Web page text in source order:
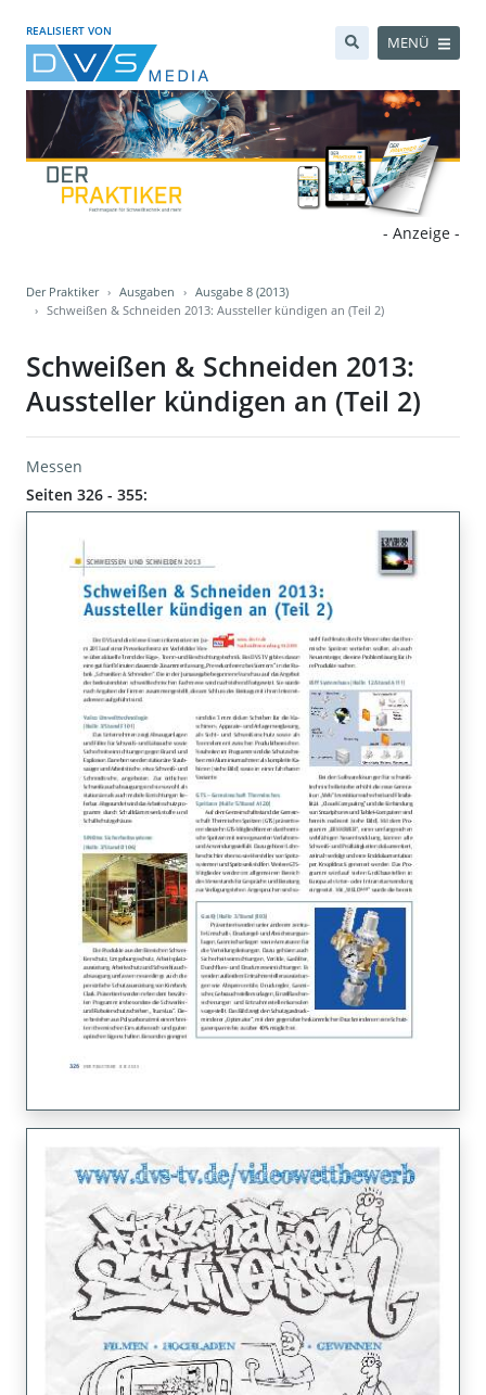
REALISIERT VON
MENÜ
- Anzeige -
Der Praktiker Ausgaben
Ausgabe 8 (2013)
Schweißen & Schneiden 2013: Aussteller kündigen an (Teil 2)
Schweißen & Schneiden 2013:
Aussteller kündigen an (Teil 2)
Messen
Seiten 326 - 355: